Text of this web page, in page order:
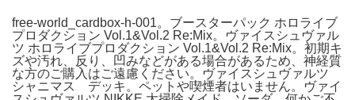
free-world_cardbox-h-001。ブースターパック ホロライブ
プロダクション Vol.1&Vol.2 Re:Mix。ヴァイスシュヴァル
ツ ホロライブプロダクション Vol.1&Vol.2 Re:Mix。初期キ
ズや汚れ、反り、凹みなどがある場合があるため、神経質
な方のご購入はご遠慮ください。ヴァイスシュヴァルツ
シャニマス デッキ。ペットや喫煙者はいません。ヴァイ